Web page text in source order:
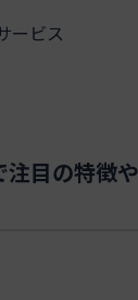
ービス
目の特徴